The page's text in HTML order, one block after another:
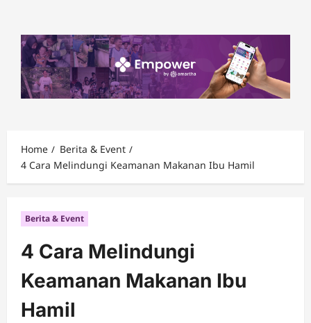
content
Home
Berita & Event
4 Cara Melindungi Keamanan Makanan Ibu Hamil
Berita & Event
4 Cara Melindungi
Keamanan Makanan Ibu
Hamil